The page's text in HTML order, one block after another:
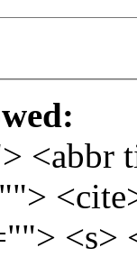
<abbr
<s>